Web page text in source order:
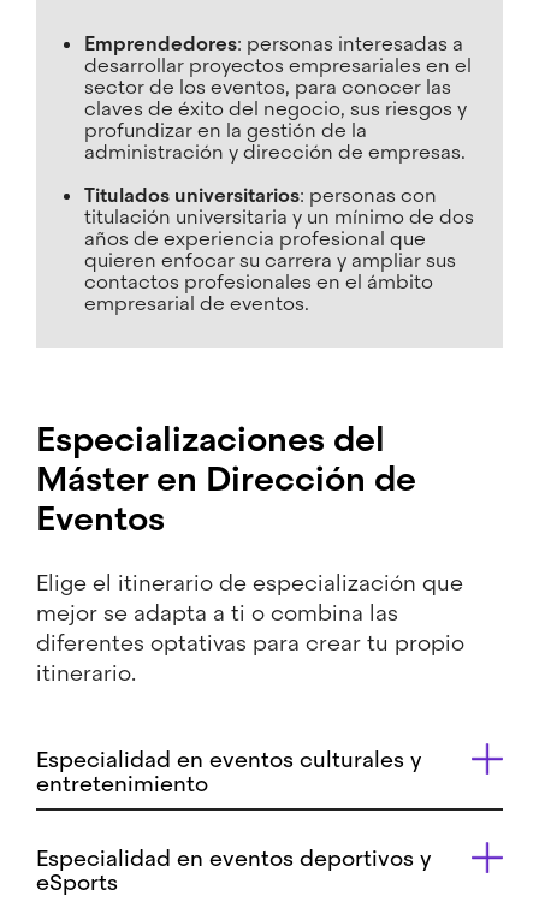
Emprendedores: personas interesadas a
desarrollar proyectos empresariales en el
sector de los eventos, para conocer las
claves de éxito del negocio, sus riesgos y
profundizar en la gestión de la
administración y dirección de empresas.
Titulados universitarios: personas con
titulación universitaria y un mínimo de dos
años de experiencia profesional que
quieren enfocar su carrera y ampliar sus
contactos profesionales en el ámbito
empresarial de eventos.
Especializaciones del
Máster en Dirección de
Eventos
Elige el itinerario de especialización que
mejor se adapta a ti o combina las
diferentes optativas para crear tu propio
itinerario.
Especialidad en eventos culturales y
entretenimiento
Especialidad en eventos deportivos y
eSports